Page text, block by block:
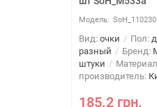
SoH_110230
Вид: очки Пол:
разный
Бренд:
штуки
производитель:
185.2 грн.